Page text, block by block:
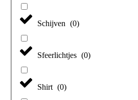
Schijven (0)
Sfeerlichtjes (0)
Shirt (0)